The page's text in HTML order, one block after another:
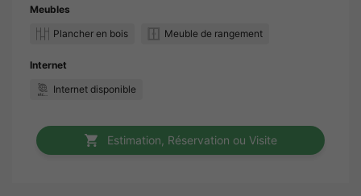
Meubles
Plancher en bois
Meuble de rangement
Internet
Internet disponible
Estimation, Réservation ou Visite